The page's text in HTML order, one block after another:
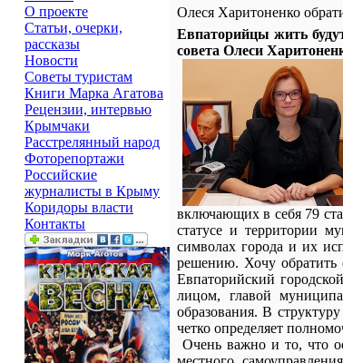
О проекте
Статьи, очерки,
рассказы
Новости
Советы туристам
Книги Марка Агатова
Рецензии, интервью
Крымчаки
Расстрелянный народ
Фоторепортажи
Российские
журналисты в Крыму
Коридоры власти
Контакты
Олеся Харитоненко
Евпаторийцы жить
совета Олеси
включающих в себя 79
статусе и территории
символах города и их
решению. Хочу обратить
Евпаторийский
лицом, главой
образования. В
четко определяет
Очень важно и то, что